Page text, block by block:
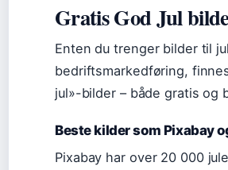
Gratis God Jul
Enten du trenger bilder til
bedriftsmarkedføring,
jul»-bilder – både gratis og
Beste kilder som Pixabay
Pixabay har over 20 000